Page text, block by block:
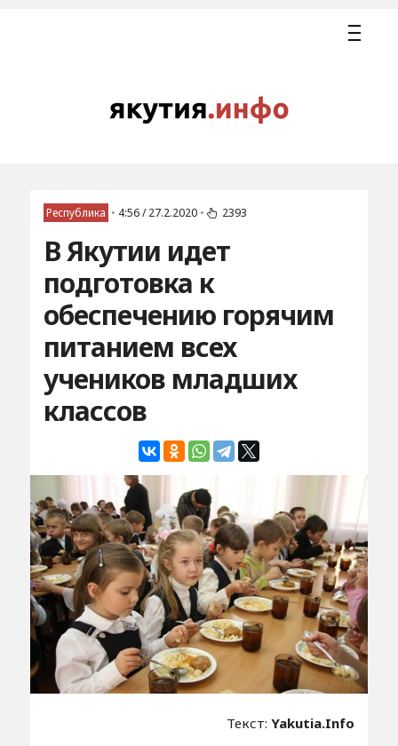
Республика • 4:56 / 27.2.2020 • 2393
В Якутии идет
подготовка к
обеспечению горячим
питанием всех
учеников младших
классов
Текст:Yakutia.Info